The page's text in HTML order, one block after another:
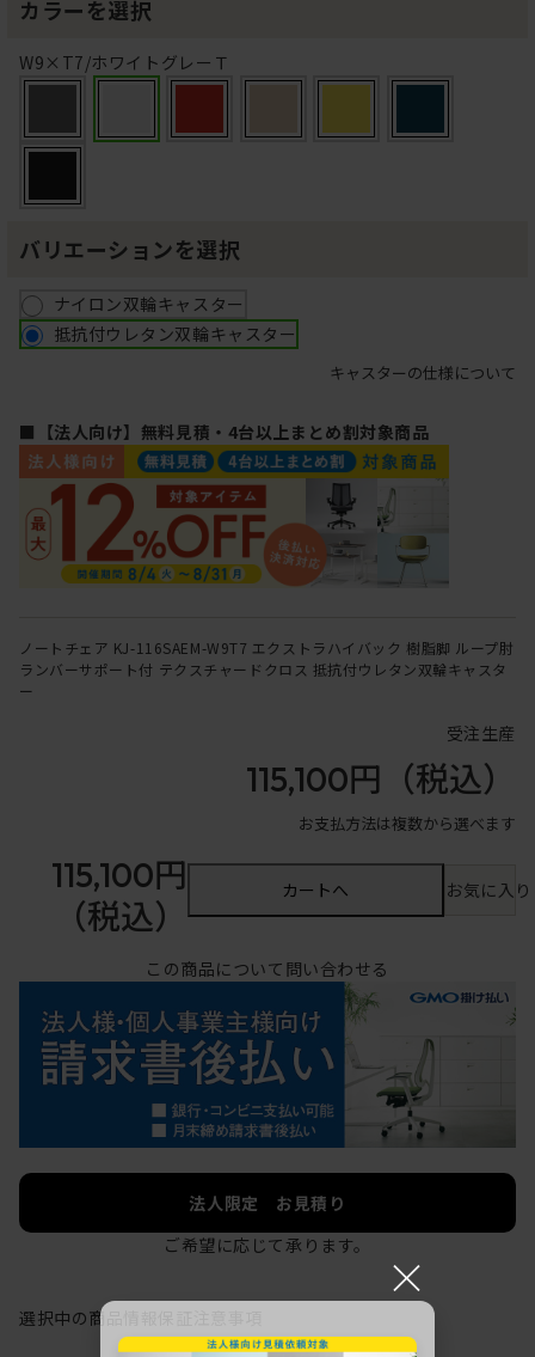
カラーを選択
W9×T7/ホワイトグレーＴ
バリエーションを選択
ナイロン双輪キャスター
抵抗付ウレタン双輪キャスター
キャスターの仕様について
■【法人向け】無料見積・4台以上まとめ割対象商品
ノートチェア KJ-116SAEM-W9T7 エクストラハイバック 樹脂脚 ループ肘
ランバーサポート付 テクスチャードクロス 抵抗付ウレタン双輪キャスタ
ー
受注生産
115,100円 （税込）
お支払方法は複数から選べます
115,100円
（税込）
カートへ お気に入
この商品について問い合わせる
法人限定 お見積り
ご希望に応じて承ります。
選択中の商品情報
×